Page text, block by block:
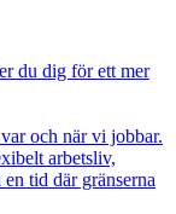
du dig för ett mer
och när vi jobbar.
arbetsliv,
tid där gränserna